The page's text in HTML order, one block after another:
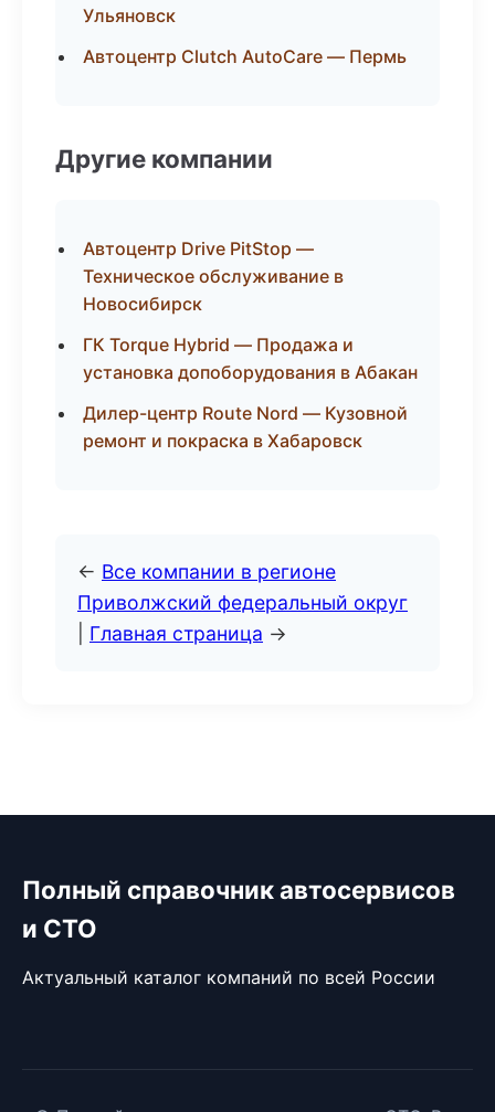
Ульяновск
Автоцентр Clutch AutoCare — Пермь
Другие компании
Автоцентр Drive PitStop —
Техническое обслуживание в
Новосибирск
ГК Torque Hybrid — Продажа и
установка допоборудования в Абакан
Дилер-центр Route Nord — Кузовной
ремонт и покраска в Хабаровск
← Все компании в регионе
Приволжский федеральный округ
Главная страница →
Полный справочник автосервисов
и СТО
Актуальный каталог компаний по всей России